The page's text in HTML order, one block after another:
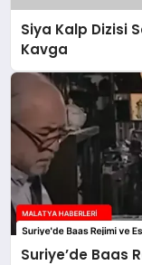
Siya Kalp Dizisi
Kavga
Suriye’de Baas